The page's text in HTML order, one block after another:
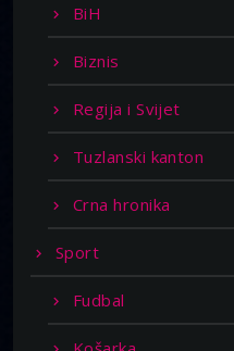
BiH
Biznis
Regija i Svijet
Tuzlanski kanton
Crna hronika
Sport
Fudbal